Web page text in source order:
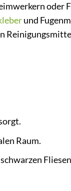
oder
und
Raum.